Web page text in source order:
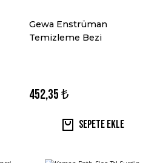
Gewa Enstrüman
Temizleme Bezi
452,35 ₺
Sepete Ekle